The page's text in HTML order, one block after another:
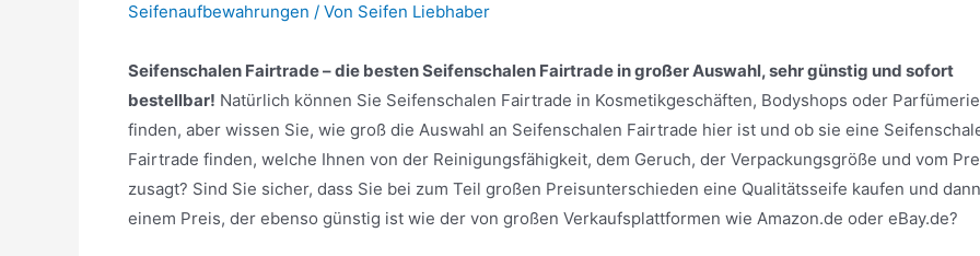
Seifenaufbewahrungen / Von Seifen Liebhaber
Seifenschalen Fairtrade – die besten Seifenschalen Fairtrade in großer Auswahl, sehr günstig und sofort
bestellbar! Natürlich können Sie Seifenschalen Fairtrade in Kosmetikgeschäften, Bodyshops oder
finden, aber wissen Sie, wie groß die Auswahl an Seifenschalen Fairtrade hier ist und ob sie eine
Fairtrade finden, welche Ihnen von der Reinigungsfähigkeit, dem Geruch, der Verpackungsgröße und vom
zusagt? Sind Sie sicher, dass Sie bei zum Teil großen Preisunterschieden eine Qualitätsseife kaufen und
einem Preis, der ebenso günstig ist wie der von großen Verkaufsplattformen wie Amazon.de oder eBay.de?